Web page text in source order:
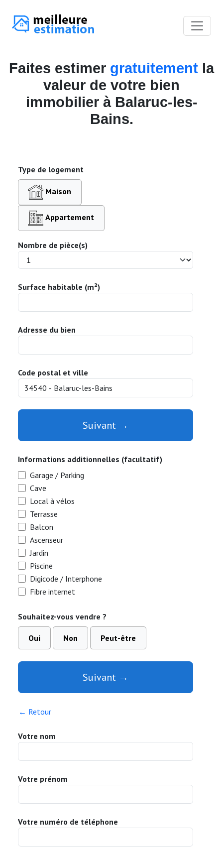
Faites estimer gratuitement la
valeur de votre bien
immobilier à Balaruc-les-
Bains.
Type de logement
Maison
Appartement
Nombre de pièce(s)
Surface habitable (m²)
Adresse du bien
Code postal et ville
Suivant →
Informations additionnelles (facultatif)
Garage / Parking
Cave
Local à vélos
Terrasse
Balcon
Ascenseur
Jardin
Piscine
Digicode / Interphone
Fibre internet
Souhaitez-vous vendre ?
Oui Non Peut-être
Suivant →
← Retour
Votre nom
Votre prénom
Votre numéro de téléphone